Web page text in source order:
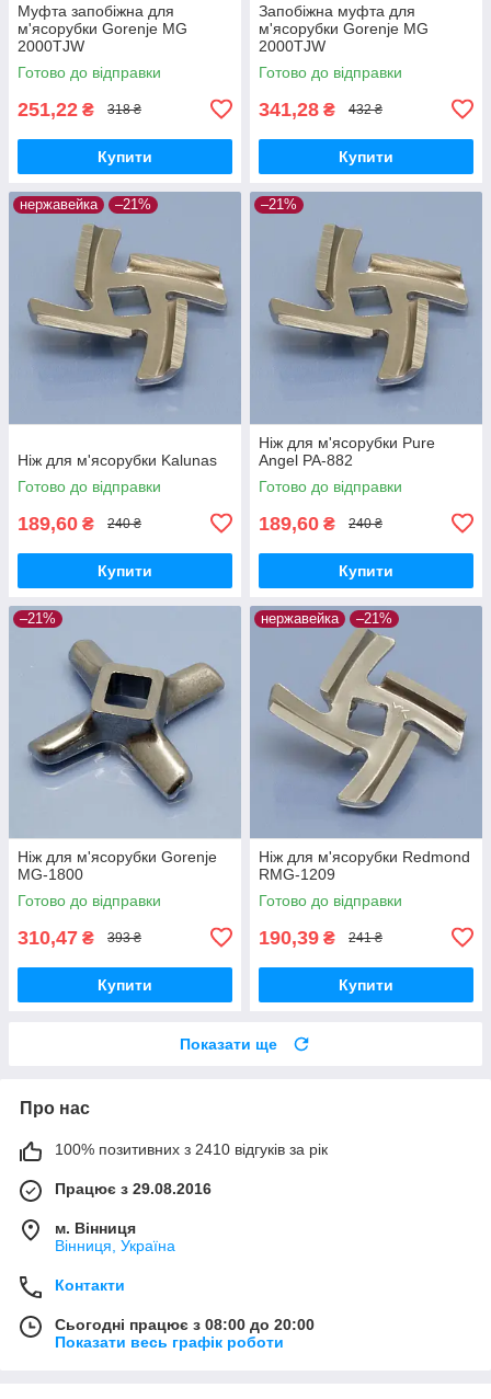
Муфта запобіжна для
м'ясорубки Gorenje MG
2000TJW
Готово до відправки
251,22 ₴ 318 ₴
Купити
Запобіжна муфта для
м'ясорубки Gorenje MG
2000TJW
Готово до відправки
341,28 ₴ 432 ₴
Купити
нержавейка –21%
Ніж для м'ясорубки Kalunas
Готово до відправки
189,60 ₴ 240 ₴
Купити
–21%
Ніж для м'ясорубки Pure
Angel PA-882
Готово до відправки
189,60 ₴ 240 ₴
Купити
–21%
Ніж для м'ясорубки Gorenje
MG-1800
Готово до відправки
310,47 ₴ 393 ₴
Купити
нержавейка –21%
Ніж для м'ясорубки Redmond
RMG-1209
Готово до відправки
190,39 ₴ 241 ₴
Купити
Показати ще
Про нас
100% позитивних з 2410 відгуків за рік
Працює з 29.08.2016
м. Вінниця
Вінниця, Україна
Контакти
Сьогодні працює з 08:00 до 20:00
Показати весь графік роботи